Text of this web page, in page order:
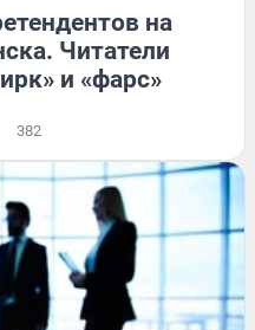
на
Читатели
и «фарс»
382